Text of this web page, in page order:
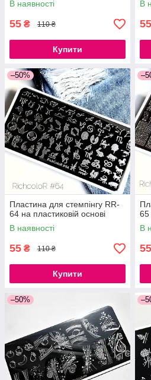
В наявності
55 ₴ 110 ₴
Купити
В
55
–50%
Пластина для стемпінгу RR-
64 на пластиковій основі
В наявності
55 ₴ 110 ₴
Купити
65
В
55
–50%